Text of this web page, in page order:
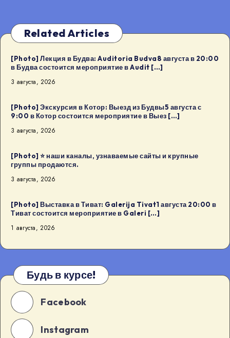
Related Articles
[Photo] Лекция в Будва: Auditoria Budva8 августа в 20:00
в Будва состоится мероприятие в Audit […]
3 августа, 2026
[Photo] Экскурсия в Котор: Выезд из Будвы5 августа с
9:00 в Котор состоится мероприятие в Выез […]
3 августа, 2026
[Photo] ⭐️ наши каналы, узнаваемые сайты и крупные
группы продаются.
3 августа, 2026
[Photo] Выставка в Тиват: Galerija Tivat1 августа 20:00 в
Тиват состоится мероприятие в Galeri […]
1 августа, 2026
Будь в курсе!
Facebook
Instagram